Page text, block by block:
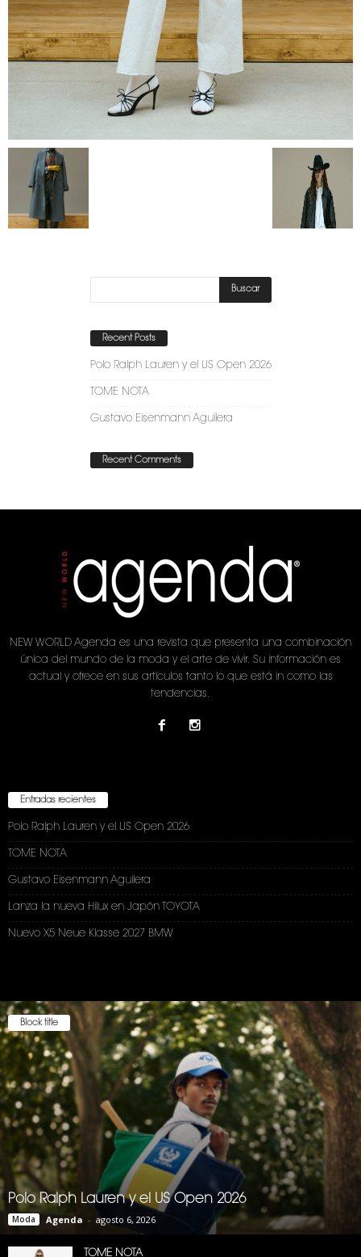
Recent Posts
Polo Ralph Lauren y el US Open 2026
TOME NOTA
Gustavo Eisenmann Aguilera
Recent Comments
NEW WORLD Agenda es una revista que presenta una combinación
única del mundo de la moda y el arte de vivir. Su información es
actual y ofrece en sus artículos tanto lo que está in como las
tendencias.
Entradas recientes
Polo Ralph Lauren y el US Open 2026
TOME NOTA
Gustavo Eisenmann Aguilera
Lanza la nueva Hilux en Japón TOYOTA
Nuevo X5 Neue Klasse 2027 BMW
Block title
Polo Ralph Lauren y el US Open 2026
Moda Agenda - agosto 6, 2026
TOME NOTA